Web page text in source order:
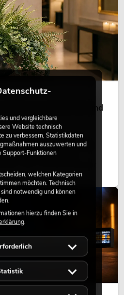
Sicherheit und
Sie schaffen eine
das Ambiente und
in Hotels, Restaurants,
oder auf Messeständen:
gehört heute längst zum
und vergleichbare
Website technisch
zu verbessern, Statistikdaten
auszuwerten und
Support-Funktionen
welchen Kategorien
möchten. Technisch
notwendig und können
hierzu finden Sie in
.